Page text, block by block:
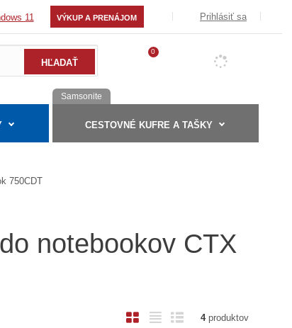
11 VÝKUP A PRENÁJOM Prihlásiť sa
0
Samsonite
CESTOVNÉ KUFRE A TAŠKY
750CDT
notebookov CTX
T
4produktov